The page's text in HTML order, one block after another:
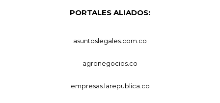
PORTALES ALIADOS:
asuntoslegales.com.co
agronegocios.co
empresas.larepublica.co